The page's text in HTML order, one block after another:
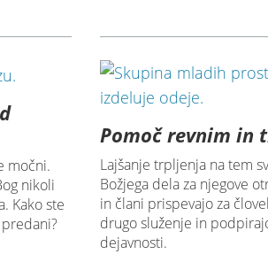
močni.
nikoli
Kako ste
Pomoč revnim in
Lajšanje trpljenja na tem
Božjega dela za njegove
in člani prispevajo za
drugo služenje in
dejavnosti.